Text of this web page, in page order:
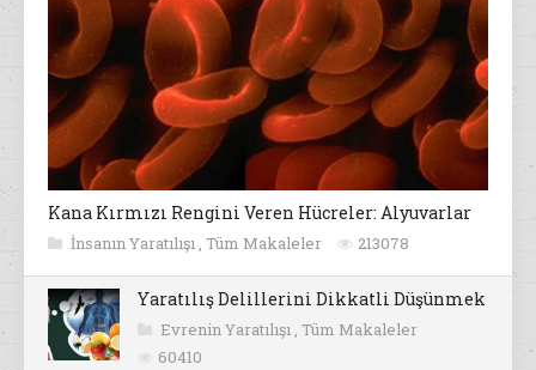
Kana Kırmızı Rengini Veren Hücreler: Alyuvarlar
İnsanın Yaratılışı , Tüm Makaleler 213078
Yaratılış Delillerini Dikkatli Düşünmek
Evrenin Yaratılışı , Tüm Makaleler
60410